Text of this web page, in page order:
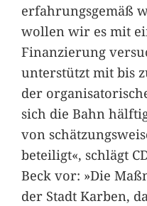
erfahrungsgemäß
wollen wir es mit
Finanzierung
unterstützt mit bis
der
sich die Bahn
von
beteiligt«, schlägt
Beck vor: »Die
der Stadt Karben,